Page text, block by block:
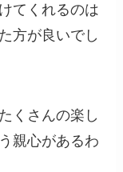
てくれるのは
方が良いでし
くさんの楽し
親心があるわ